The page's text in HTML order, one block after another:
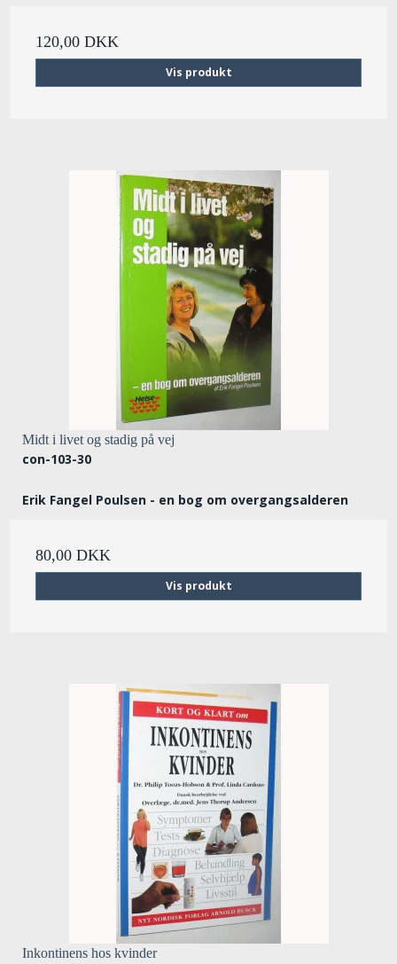
120,00 DKK
Vis produkt
Midt i livet og stadig på vej
con-103-30
Erik Fangel Poulsen - en bog om overgangsalderen
80,00 DKK
Vis produkt
Inkontinens hos kvinder